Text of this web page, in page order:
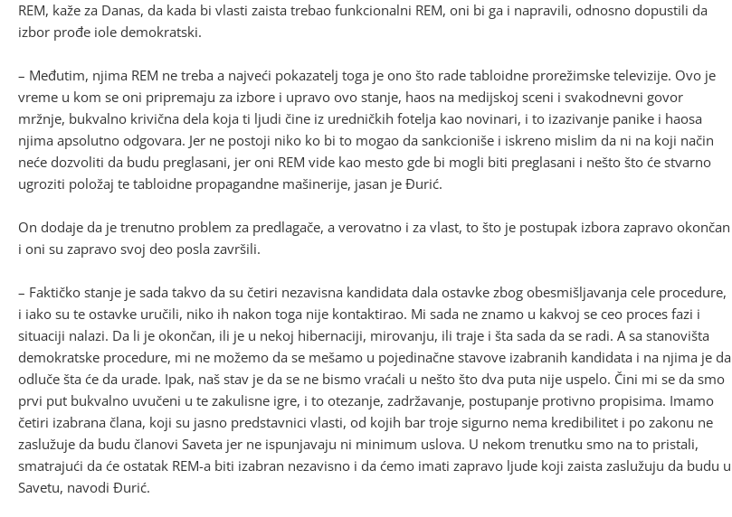
REM, kaže za Danas, da kada bi vlasti zaista trebao funkcionalni REM, oni bi ga i napravili, odnosno dopustili da
izbor prođe iole demokratski.
– Međutim, njima REM ne treba a najveći pokazatelj toga je ono što rade tabloidne prorežimske televizije. Ovo je
vreme u kom se oni pripremaju za izbore i upravo ovo stanje, haos na medijskoj sceni i svakodnevni govor
mržnje, bukvalno krivična dela koja ti ljudi čine iz uredničkih fotelja kao novinari, i to izazivanje panike i haosa
njima apsolutno odgovara. Jer ne postoji niko ko bi to mogao da sankcioniše i iskreno mislim da ni na koji način
neće dozvoliti da budu preglasani, jer oni REM vide kao mesto gde bi mogli biti preglasani i nešto što će stvarno
ugroziti položaj te tabloidne propagandne mašinerije, jasan je Đurić.
On dodaje da je trenutno problem za predlagače, a verovatno i za vlast, to što je postupak izbora zapravo okončan
i oni su zapravo svoj deo posla završili.
– Faktičko stanje je sada takvo da su četiri nezavisna kandidata dala ostavke zbog obesmišljavanja cele procedure,
i iako su te ostavke uručili, niko ih nakon toga nije kontaktirao. Mi sada ne znamo u kakvoj se ceo proces fazi i
situaciji nalazi. Da li je okončan, ili je u nekoj hibernaciji, mirovanju, ili traje i šta sada da se radi. A sa stanovišta
demokratske procedure, mi ne možemo da se mešamo u pojedinačne stavove izabranih kandidata i na njima je da
odluče šta će da urade. Ipak, naš stav je da se ne bismo vraćali u nešto što dva puta nije uspelo. Čini mi se da smo
prvi put bukvalno uvučeni u te zakulisne igre, i to otezanje, zadržavanje, postupanje protivno propisima. Imamo
četiri izabrana člana, koji su jasno predstavnici vlasti, od kojih bar troje sigurno nema kredibilitet i po zakonu ne
zaslužuje da budu članovi Saveta jer ne ispunjavaju ni minimum uslova. U nekom trenutku smo na to pristali,
smatrajući da će ostatak REM-a biti izabran nezavisno i da ćemo imati zapravo ljude koji zaista zaslužuju da budu u
Savetu, navodi Đurić.